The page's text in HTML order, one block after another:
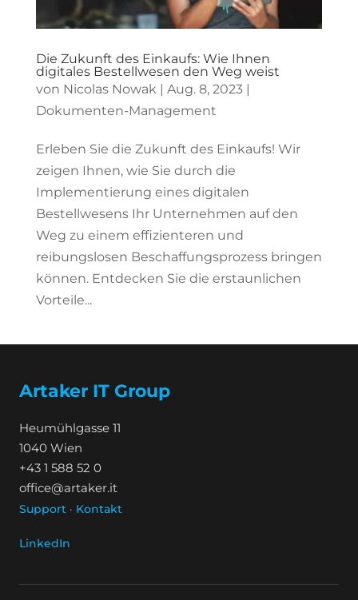
Die Zukunft des Einkaufs: Wie Ihnen
digitales Bestellwesen den Weg weist
von Nicolas Nowak | Aug. 8, 2023|
Dokumenten-Management
Erleben Sie die Zukunft des Einkaufs! Wir
zeigen Ihnen, wie Sie durch die
Implementierung eines digitalen
Bestellwesens Ihr Unternehmen auf den
Weg zu einem effizienteren und
reibungslosen Beschaffungsprozess bringen
können. Entdecken Sie die erstaunlichen
Vorteile...
Artaker IT Group
Heumühlgasse 11
1040 Wien
+43 1 588 52 0
office@artaker.it
Support · Kontakt
LinkedIn